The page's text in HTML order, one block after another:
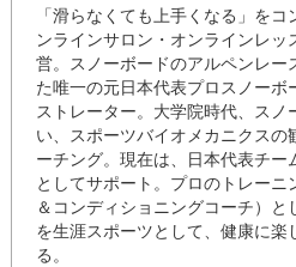
「滑らなくても上手くなる」を
ンラインサロン・オンラインレ
営。スノーボードのアルペンレー
た唯一の元日本代表プロスノー
ストレーター。大学院時代、ス
い、スポーツバイオメカニクスの
ーチング。現在は、日本代表チー
としてサポート。プロのトレーニ
＆コンディショニングコーチ）
を生涯スポーツとして、健康に
る。